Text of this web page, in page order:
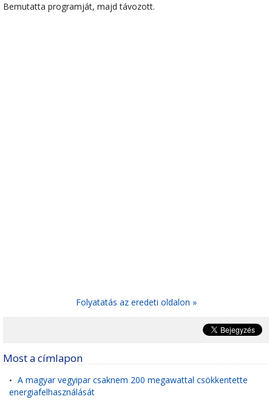
Bemutatta programját, majd távozott.
Folyatatás az eredeti oldalon »
Most a címlapon
• A magyar vegyipar csaknem 200 megawattal csökkentette
energiafelhasználását